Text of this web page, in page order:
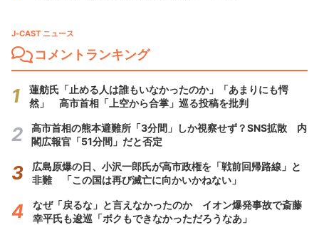
J-CAST ニュース
コメントランキング
蓮舫氏「止める人は誰もいなかったのか」「あまりにも愕
然」 高市首相「上空から合掌」巡る投稿を批判
高市首相の熊本避難所「3分間」しか視察せず？SNS拡散 内
閣広報官「51分間」だと否定
広島原爆の日、小沢一郎氏が高市政権を「戦前回帰路線」と
非難 「この国は再び滅亡に向かいかねない」
なぜ「戻るな」と言えなかったのか イオン爆発事故で斎藤
幸平氏も逡巡「ボクもできなかっただろうなあ」